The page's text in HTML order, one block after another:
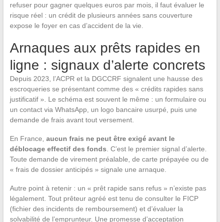
refuser pour gagner quelques euros par mois, il faut évaluer le
risque réel : un crédit de plusieurs années sans couverture
expose le foyer en cas d’accident de la vie.
Arnaques aux prêts rapides en
ligne : signaux d’alerte concrets
Depuis 2023, l’ACPR et la DGCCRF signalent une hausse des
escroqueries se présentant comme des « crédits rapides sans
justificatif ». Le schéma est souvent le même : un formulaire ou
un contact via WhatsApp, un logo bancaire usurpé, puis une
demande de frais avant tout versement.
En France, aucun frais ne peut être exigé avant le
déblocage effectif des fonds . C’est le premier signal d’alerte.
Toute demande de virement préalable, de carte prépayée ou de
« frais de dossier anticipés » signale une arnaque.
Autre point à retenir : un « prêt rapide sans refus » n’existe pas
légalement. Tout prêteur agréé est tenu de consulter le FICP
(fichier des incidents de remboursement) et d’évaluer la
solvabilité de l’emprunteur. Une promesse d’acceptation